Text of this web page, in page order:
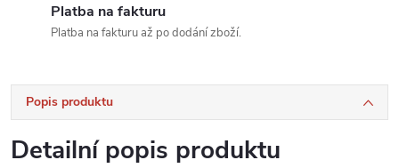
Platba na fakturu
Platba na fakturu až po dodání zboží.
Popis produktu
Detailní popis produktu